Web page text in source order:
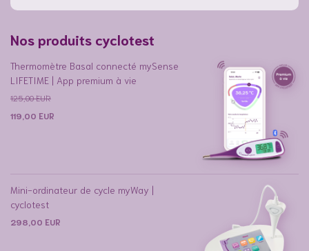
Nos produits cyclotest
Thermomètre Basal connecté mySense
LIFETIME | App premium à vie
125,00EUR
119,00 EUR
Mini-ordinateur de cycle myWay |
cyclotest
298,00 EUR